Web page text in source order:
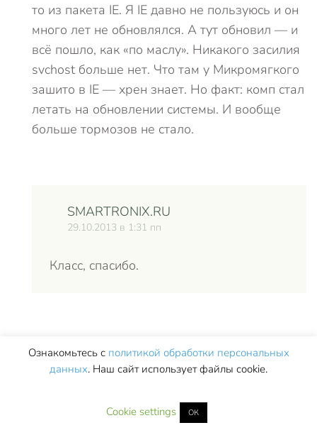
то из пакета IE. Я IE давно не пользуюсь и он
много лет не обновлялся. А тут обновил — и
всё пошло, как «по маслу». Никакого засилия
svchost больше нет. Что там у Микромягкого
зашито в IE — хрен знает. Но факт: комп стал
летать на обновлении системы. И вообще
больше тормозов не стало.
SMARTRONIX.RU
29.10.2013 в 1:31 пп
Класс, спасибо.
АГ
17.03.2015 в 10:31 пп
Точно! Это что-то из пакета IE. Мучился
долго, отключил в итоге службу обновления,
Ознакомьтесь с политикой обработки персональных
данных. Наш сайт использует файлы cookie.
Cookie settings ОК